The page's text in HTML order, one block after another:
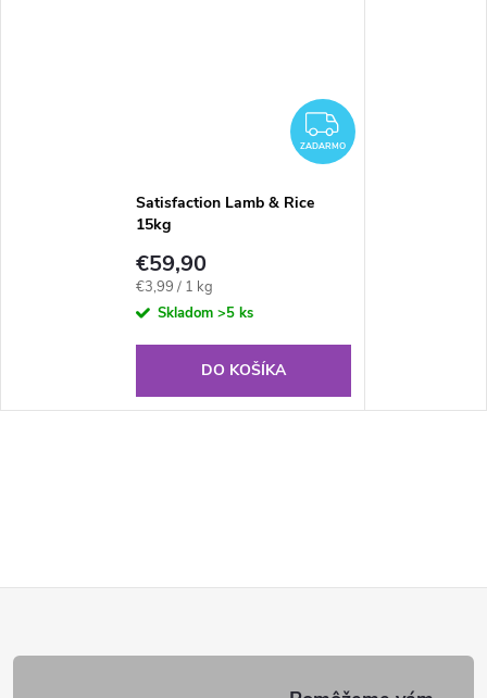
ZADARMO
ZADARMO
Satisfaction Lamb & Rice
15kg
€59,90
Jednotková
cena:
€3,99 / 1 kg
Skladom >5 ks
DO KOŠÍKA
á